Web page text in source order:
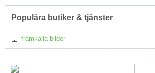
Populära butiker & tjänster
framkalla bilder